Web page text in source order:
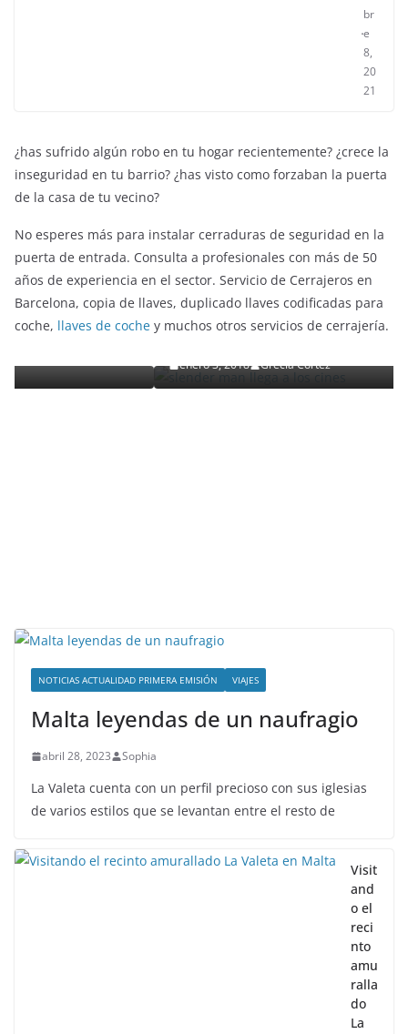
br
e
8,
20
21
¿has sufrido algún robo en tu hogar recientemente? ¿crece la
inseguridad en tu barrio? ¿has visto como forzaban la puerta
de la casa de tu vecino?
No esperes más para instalar cerraduras de seguridad en la
puerta de entrada. Consulta a profesionales con más de 50
años de experiencia en el sector. Servicio de Cerrajeros en
Barcelona, copia de llaves, duplicado llaves codificadas para
coche, llaves de coche y muchos otros servicios de cerrajería.
ENTRETENIMIENTO Y CURIOSIDADES LIBROS CINE Y TV
Slender Man llega al cine y te mostramos todos
detalles
enero 3, 2018 Grecia Cortez
NOTICIAS ACTUALIDAD PRIMERA EMISIÓN VIAJES
Malta leyendas de un naufragio
abril 28, 2023 Sophia
La Valeta cuenta con un perfil precioso con sus iglesias
de varios estilos que se levantan entre el resto de
Visit
and
o el
reci
nto
amu
ralla
do
La